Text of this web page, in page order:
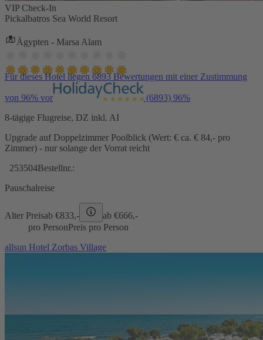
VIP Check-In
Pickalbatros Sea World Resort
Ägypten - Marsa Alam
Für dieses Hotel liegen 6893 Bewertungen mit einer Zustimmung
von 96% vor (6893) 96%
8-tägige Flugreise, DZ inkl. AI
Upgrade auf Doppelzimmer Poolblick (Wert: € ca. € 84,- pro
Zimmer) - nur solange der Vorrat reicht
253504Bestellnr.:
Pauschalreise
Alter Preisab €833,- ab €666,-
pro PersonPreis pro Person
allsun Hotel Zorbas Village